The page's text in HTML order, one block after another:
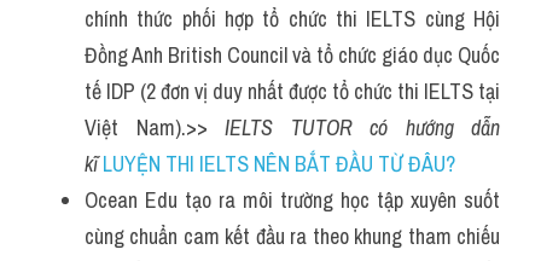
chính thức phối hợp tổ chức thi IELTS cùng Hội
Đồng Anh British Council và tổ chức giáo dục Quốc
tế IDP (2 đơn vị duy nhất được tổ chức thi IELTS tại
Việt Nam).>> IELTS TUTOR có hướng dẫn
kĩ LUYỆN THI IELTS NÊN BẮT ĐẦU TỪ ĐÂU?
Ocean Edu tạo ra môi trường học tập xuyên suốt
cùng chuẩn cam kết đầu ra theo khung tham chiếu